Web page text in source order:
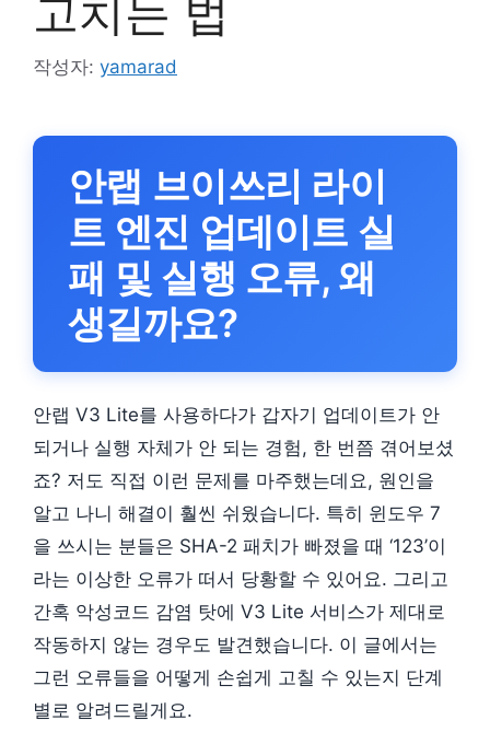
고치는 법
작성자: yamarad
안랩 브이쓰리 라이
트 엔진 업데이트 실
패 및 실행 오류, 왜
생길까요?
안랩 V3 Lite를 사용하다가 갑자기 업데이트가 안
되거나 실행 자체가 안 되는 경험, 한 번쯤 겪어보셨
죠? 저도 직접 이런 문제를 마주했는데요, 원인을
알고 나니 해결이 훨씬 쉬웠습니다. 특히 윈도우 7
을 쓰시는 분들은 SHA-2 패치가 빠졌을 때 ‘123’이
라는 이상한 오류가 떠서 당황할 수 있어요. 그리고
간혹 악성코드 감염 탓에 V3 Lite 서비스가 제대로
작동하지 않는 경우도 발견했습니다. 이 글에서는
그런 오류들을 어떻게 손쉽게 고칠 수 있는지 단계
별로 알려드릴게요.